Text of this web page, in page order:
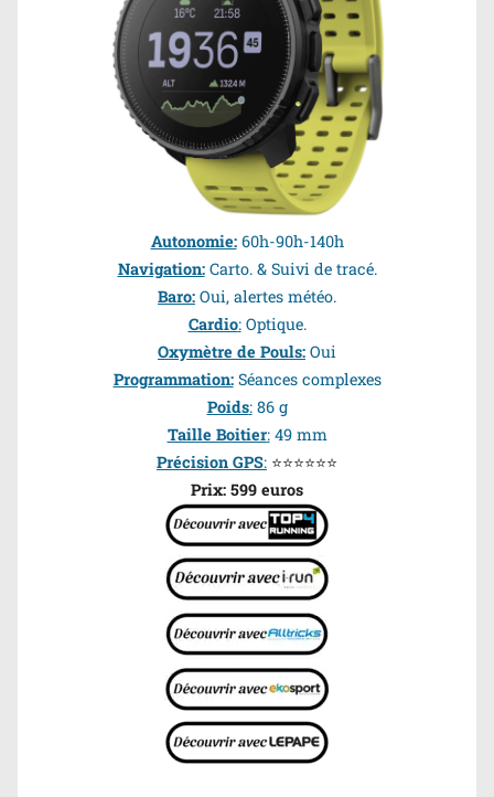
Autonomie:60h-90h-140h
Navigation:Carto. & Suivi de tracé.
Baro: Oui, alertes météo.
Cardio:Optique.
Oxymètre de Pouls: Oui
Programmation:Séances complexes
Poids:86 g
Taille Boitier:49 mm
Précision GPS: ⭐⭐⭐⭐⭐⭐
Prix: 599 euros